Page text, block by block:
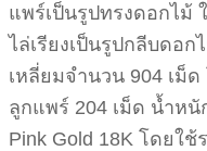
แพร์เป็นรูปทรงดอกไม้
ไล่เรียงเป็นรูปกลีบดอ
เหลี่ยมจำนวน 904 เม็ด
ลูกแพร์ 204 เม็ด น้ำหนั
Pink Gold 18K โดยใช้